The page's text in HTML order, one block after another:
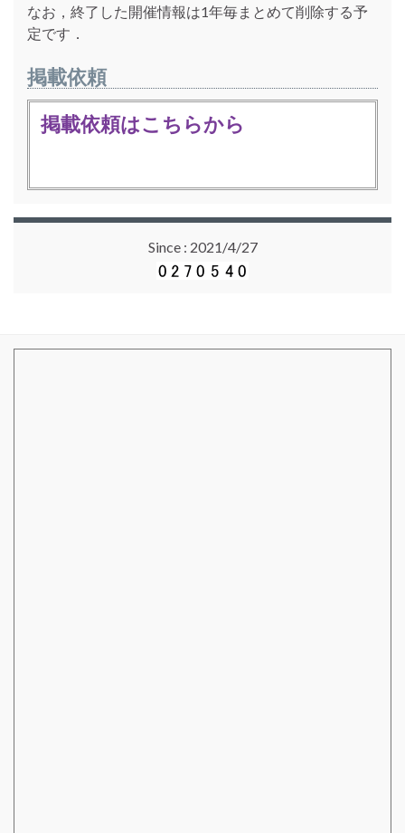
なお，終了した開催情報は1年毎まとめて削除する予
定です．
掲載依頼
掲載依頼はこちらから
Since : 2021/4/27